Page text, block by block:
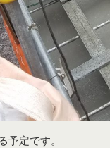
予定です。